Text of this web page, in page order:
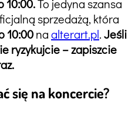
10:00.To jedyna szansa
sprzedażą, która
10:00naalterart.pl.Jeśli
ryzykujcie – zapiszcie
się na koncercie?